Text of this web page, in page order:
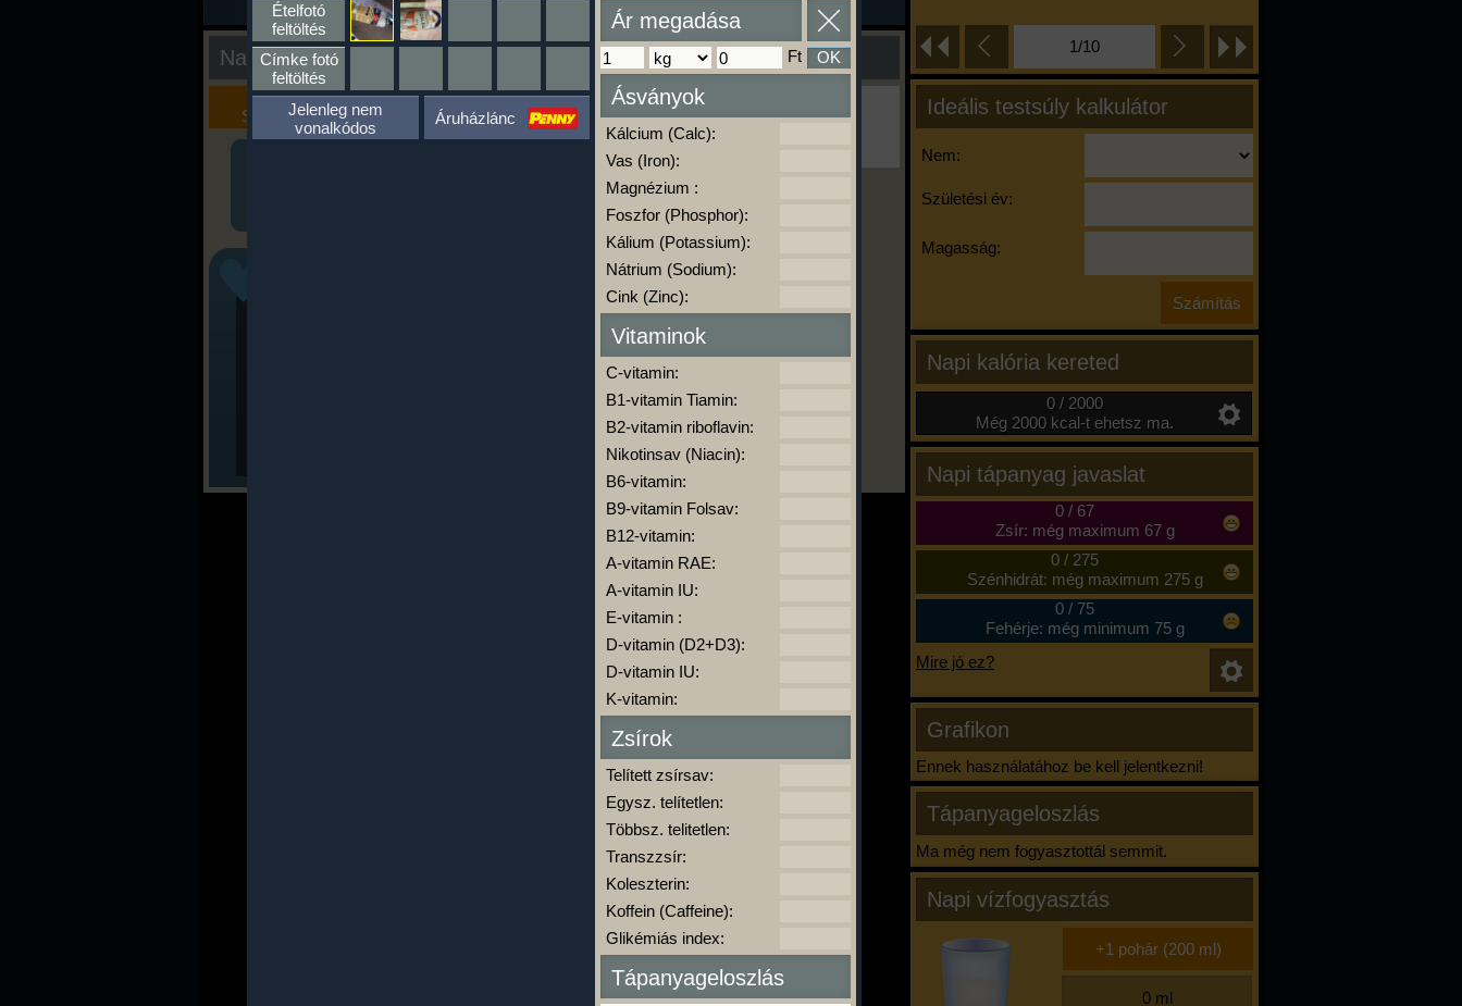
1/10
Ideális testsúly kalkulátor
Nem:
Születési év:
Magasság:
Napi kalória kereted
0 / 2000
Még 2000 kcal-t ehetsz ma.
Napi tápanyag javaslat
0/ 67
Zsír: még maximum 67 g
0/ 275
Szénhidrát: még maximum 275 g
0/ 75
Fehérje: még minimum 75 g
Mire jó ez?
Grafikon
Ennek használatához be kell jelentkezni!
Tápanyageloszlás
Ma még nem fogyasztottál semmit.
Napi vízfogyasztás
Nap kiértékelése
Kalória
Szimulátor
Szöveges
Értékelés
Ha ma már nem eszel/sportolsz többet,
kattints a kiértékelésre!
A Kalória Szimulátor Prémium funkció.
-
Ételfotó
feltöltés
Címke fotó
feltöltés
Jelenleg nem
vonalkódos
Áruházlánc
Ár megadása
Ft OK
Ásványok
Kálcium (Calc):
Vas (Iron):
Magnézium :
Foszfor (Phosphor):
Kálium (Potassium):
Nátrium (Sodium):
Cink (Zinc):
Vitaminok
C-vitamin:
B1-vitamin Tiamin:
B2-vitamin riboflavin:
Nikotinsav (Niacin):
B6-vitamin:
B9-vitamin Folsav:
B12-vitamin:
A-vitamin RAE:
A-vitamin IU:
E-vitamin :
D-vitamin (D2+D3):
D-vitamin IU:
K-vitamin:
Zsírok
Telített zsírsav:
Egysz. telítetlen:
Többsz. telitetlen:
Transzzsír:
Koleszterin:
Koffein (Caffeine):
Glikémiás index:
Tápanyageloszlás